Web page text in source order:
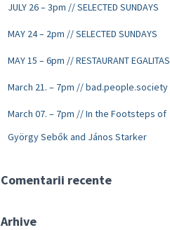
JULY 26 – 3pm // SELECTED SUNDAYS
MAY 24 – 2pm // SELECTED SUNDAYS
MAY 15 – 6pm // RESTAURANT EGALITAS
March 21. – 7pm // bad.people.society
March 07. – 7pm // In the Footsteps of
György Sebők and János Starker
Comentarii recente
Arhive